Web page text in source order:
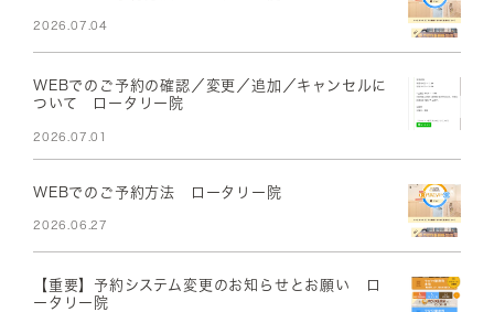
2026.07.04
WEBでのご予約の確認／変更／追加／キャンセルに
ついて ロータリー院
2026.07.01
WEBでのご予約方法 ロータリー院
2026.06.27
【重要】予約システム変更のお知らせとお願い ロ
ータリー院